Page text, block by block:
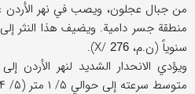
سنویاً (ن.م، X/ 276
).
ویؤدي الانحدار الشدید لنهر